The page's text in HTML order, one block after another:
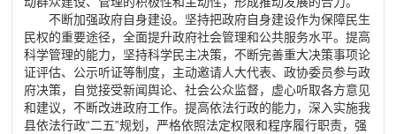
不断加强政府自身建设。坚持把政府自身建设作为保障民生
民权的重要途径，全面提升政府社会管理和公共服务水平。提高
科学管理的能力，坚持科学民主决策，不断完善重大决策事项论
证评估、公示听证等制度，主动邀请人大代表、政协委员参与政
府决策，自觉接受新闻舆论、社会公众监督，虚心听取各方意见
和建议，不断改进政府工作。提高依法行政的能力，深入实施我
县依法行政“二五”规划，严格依照法定权限和程序履行职责，强